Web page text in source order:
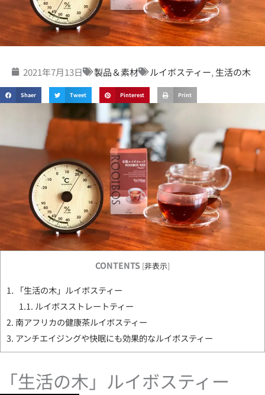
2021年7月13日 製品＆素材 ルイボスティー, 生活の木
Shaer Tweet Pinterest Print
CONTENTS [非表示]
1. 「生活の木」ルイボスティー
1.1. ルイボスストレートティー
2. 南アフリカの健康茶ルイボスティー
3. アンチエイジングや快眠にも効果的なルイボスティー
「生活の木」ルイボスティー